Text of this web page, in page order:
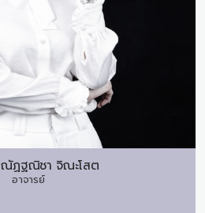
ณัฏฐณิชา จิณะโสต
อาจารย์